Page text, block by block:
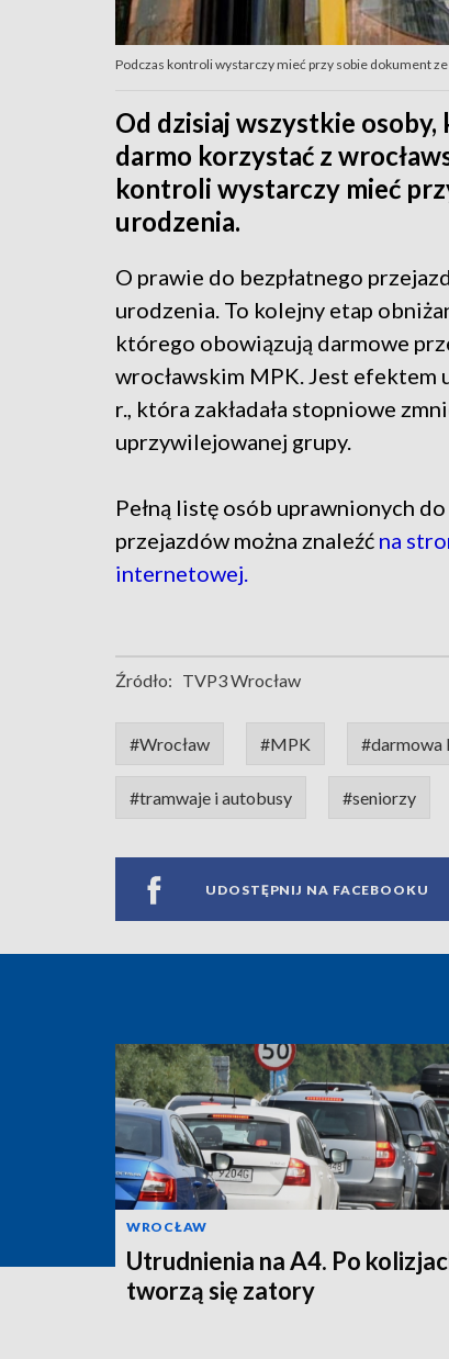
Podczas kontroli wystarczy mieć przy sobie dokument
Od dzisiaj wszystkie osoby,
darmo korzystać z
kontroli wystarczy mieć
urodzenia.
O prawie do bezpłatnego
urodzenia. To kolejny etap
którego obowiązują darmowe
wrocławskim MPK. Jest efektem
r., która zakładała stopniowe
uprzywilejowanej grupy.
Pełną listę osób uprawnionych
przejazdów można znaleźć na
internetowej.
Źródło: TVP3 Wrocław
#Wrocław #MPK #darmowa
#tramwaje i autobusy #seniorzy
UDOSTĘPNIJ NA FACEBOOKU
WROCŁAW
Utrudnienia na A4. Po
tworzą się zatory